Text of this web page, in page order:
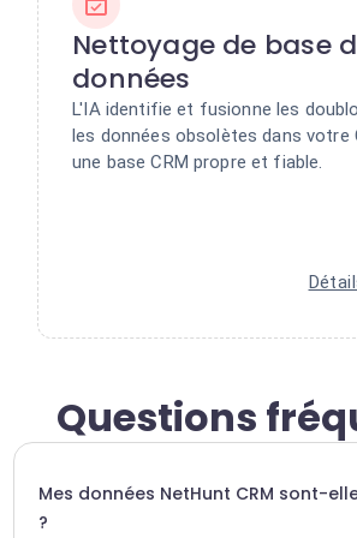
Nettoyage de base
données
L'IA identifie et fusionne les
les données obsolètes dans votre
une base CRM propre et fiable.
Questions
Mes données NetHunt CRM sont-
?